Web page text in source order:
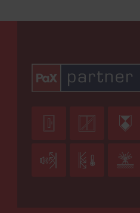
  
  